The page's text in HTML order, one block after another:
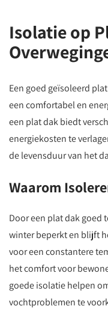
Isolatie op
Een goed geïsoleerd
een comfortabel en
een plat dak biedt
energiekosten te
de levensduur van het
Waarom
Door een plat dak goed
winter beperkt en blijft
voor een constantere
het comfort voor
goede isolatie helpen
vochtproblemen te